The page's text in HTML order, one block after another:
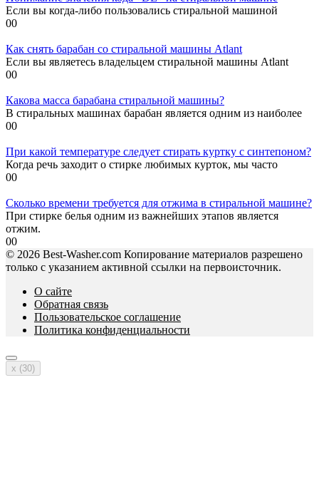
Если вы когда-либо пользовались стиральной машиной
00
Как снять барабан со стиральной машины Atlant
Если вы являетесь владельцем стиральной машины Atlant
00
Какова масса барабана стиральной машины?
В стиральных машинах барабан является одним из наиболее
00
При какой температуре следует стирать куртку с синтепоном?
Когда речь заходит о стирке любимых курток, мы часто
00
Сколько времени требуется для отжима в стиральной машине?
При стирке белья одним из важнейших этапов является
отжим.
00
© 2026 Best-Washer.com Копирование материалов разрешено
только с указанием активной ссылки на первоисточник.
О сайте
Обратная связь
Пользовательское соглашение
Политика конфиденциальности
x (30)